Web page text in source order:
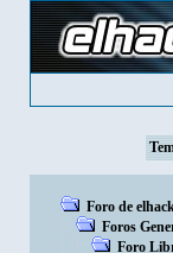
Foro de
Foros
Foro